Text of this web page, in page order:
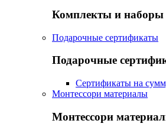
Комплекты и наборы
Подарочные сертификаты
Подарочные
Сертификаты на
Монтессори материалы
Монтессори